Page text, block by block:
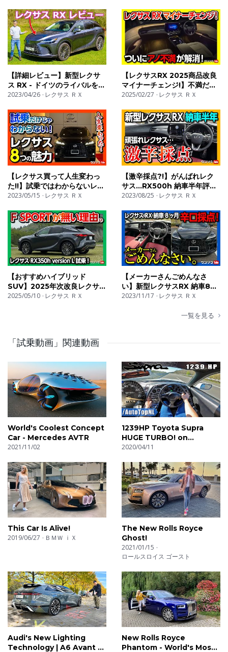
haven't already, subscribe!
Who we are:
Winding Road Media presents automotive and racing
products and information to car enthusiasts.
http://www.windingroadracing.com offers products and
services for car enthusiasts and racers.
Our Racing Channel:
https://www.youtube.com/user/WindingRoadRacing
Winding Road Magazine is a free weekly online
magazine written for the car enthusiast, with an
intelligent, entertaining perspective. Visit us at
http://www.windingroad.com
Twitter:
https://twitter.com/windingroadmag
Facebook:
https://www.instagram.com/windingroadmag
ニアックにレポート! | LEXUS
LBX 2023
【詳細レビュー】新型レクサ
ス RX - ドイツのライバルを上
回るのか？
2023/04/26 レクサス ＲＸ
【レクサスRX 2025商品改良
マイナーチェンジ!】不満だっ
たアレが解消! 変更点まとめ!
4つ! | LEXUS RX350
RX350h RX450h+ RX500h
2025/02/27 レクサス ＲＸ
【レクサス買って人生変わっ
た!!】試乗ではわからないレク
サス8つの魅力! 新型レクサス
2023/05/15 レクサス ＲＸ
【激辛採点?!】がんばれレク
サス…RX500h 納車半年評価!
内装･外装･加速･安全装備など
点?! | LEXUS RX500h F
SPORT Performance
2023/08/25 レクサス ＲＸ
【おすすめハイブリッド
SUV】2025年次改良レクサス
RX350h試乗! 加速･DRS･静
2025/05/10 レクサス ＲＸ
【メーカーさんごめんなさ
い】新型レクサスRX 納車8ヶ
月辛口採点! オススメ度は●●
５項目評価! | LEXUS
2023/11/17 レクサス ＲＸ
一覧を見る
「試乗動画」関連動画
World's Coolest Concept
Car - Mercedes AVTR
2021/11/02
1239HP Toyota Supra
HUGE TURBO! on
AUTOBAHN (NO SPEED
2020/04/11
This Car Is Alive!
2019/06/27 ＢＭＷ ｉＸ
The New Rolls Royce
Ghost!
2021/01/15
ロールスロイス ゴースト
Audi's New Lighting
Technology | A6 Avant e-
New Rolls Royce
Phantom - World's Most